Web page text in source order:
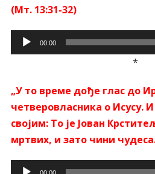
(Мт. 13:31-32)
Прегледач
звучних
00:00
*
„У то време дође глас до
четверовласника о Исусу.
својим: То је Јован
мртвих, и зато чини
Прегледач